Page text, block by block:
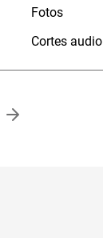
Fotos
Cortes audio